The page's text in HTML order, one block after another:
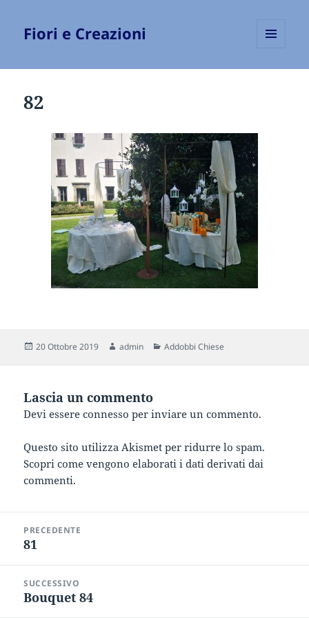
Fiori e Creazioni
82
Scritto
20 Ottobre 2019 Autore
admin Categorie
Addobbi Chiese
Lascia un commento
Devi essereconnesso per inviare un commento.
Questo sito utilizza Akismet per ridurre lo spam.
Scopri come vengono elaborati i dati derivati dai
commenti.
articoliPRECEDENTE
Articolo
81
SUCCESSIVO
Articolo
Bouquet 84